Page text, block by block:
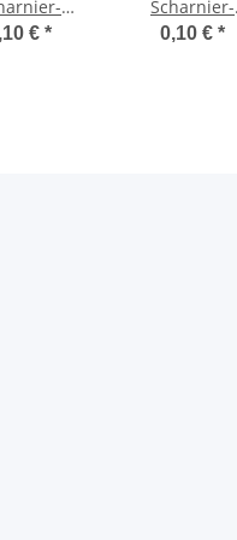
€ *
Scharnier-
Abdeckkappe
0,10 € *